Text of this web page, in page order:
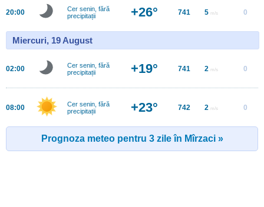
20:00
Cer senin, fără
precipitații
+26° 741 5 m/s 0
Miercuri, 19 August
02:00
Cer senin, fără
precipitații
+19° 741 2 m/s 0
08:00
Cer senin, fără
precipitații
+23° 742 2 m/s 0
Prognoza meteo pentru 3 zile în Mîrzaci »